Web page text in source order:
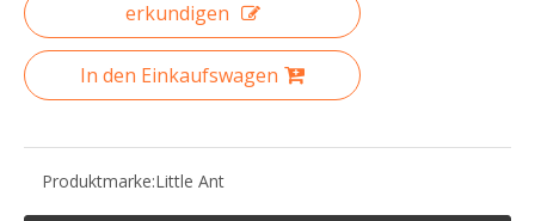
erkundigen
In den Einkaufswagen
Produktmarke:Little Ant